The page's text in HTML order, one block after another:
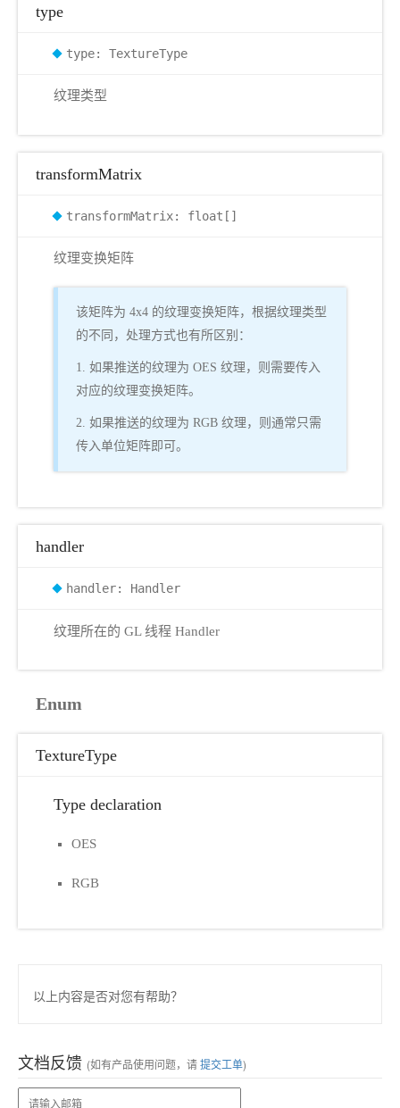
type
type: TextureType
纹理类型
transformMatrix
transformMatrix: float[]
纹理变换矩阵
该矩阵为 4x4 的纹理变换矩阵，根据纹理类型
的不同，处理方式也有所区别：
1. 如果推送的纹理为 OES 纹理，则需要传入
对应的纹理变换矩阵。
2. 如果推送的纹理为 RGB 纹理，则通常只需
传入单位矩阵即可。
handler
handler: Handler
纹理所在的 GL 线程 Handler
Enum
TextureType
Type declaration
OES
RGB
以上内容是否对您有帮助？
文档反馈 (如有产品使用问题，请提交工单)